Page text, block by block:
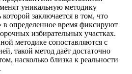
уникальную методику
заключается в том, что
определенное время фиксируют
избирательных участках.
методике сопоставляются с
такой метод даёт достаточно
насколько близка к реальности